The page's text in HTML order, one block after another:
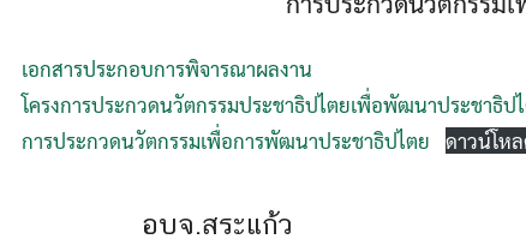
เอกสารประกอบการพิจารณาผลงาน
โครงการประกวดนวัตกรรมประชาธิปไตยเพื่อพัฒนาประชาธิป
การประกวดนวัตกรรมเพื่อการพัฒนาประชาธิปไตย
ดาวน์โห
อบจ.สระแก้ว